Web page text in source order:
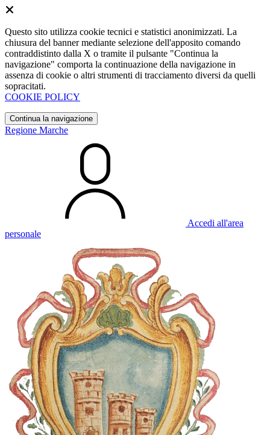
Questo sito utilizza cookie tecnici e statistici anonimizzati. La
chiusura del banner mediante selezione dell'apposito comando
contraddistinto dalla X o tramite il pulsante "Continua la
navigazione" comporta la continuazione della navigazione in
assenza di cookie o altri strumenti di tracciamento diversi da quelli
sopracitati.
COOKIE POLICY
Continua la navigazione
Regione Marche
Accedi all'area
personale